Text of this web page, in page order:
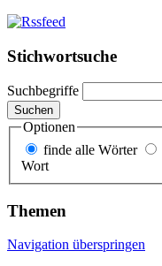
Stichwortsuche
Suchbegriffe
Suchen
Optionen
finde alle Wörter
Wort
Themen
Navigation überspringen